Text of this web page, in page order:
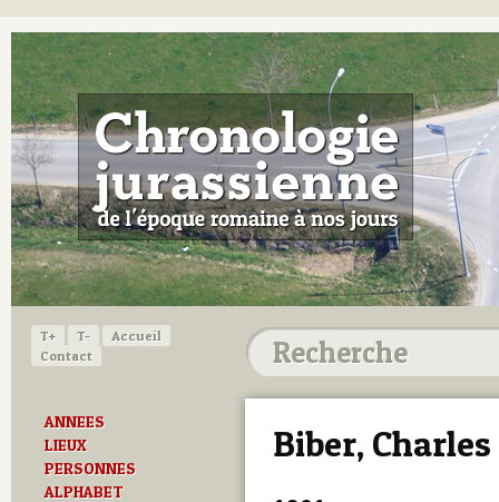
T+ T-
Accueil
Contact
ANNEES
LIEUX
PERSONNES
ALPHABET
Biber, Charles